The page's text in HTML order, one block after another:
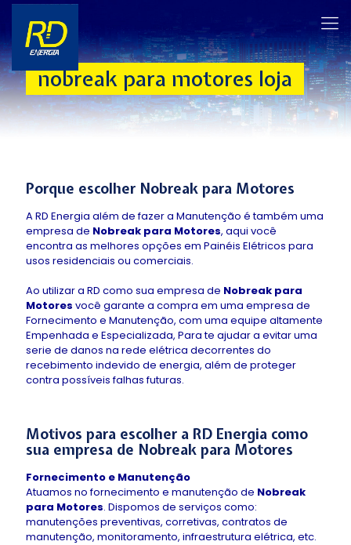
nobreak para motores loja
Porque escolher Nobreak para Motores
A RD Energia além de fazer a Manutenção é também uma
empresa de Nobreak para Motores, aqui você
encontra as melhores opções em Painéis Elétricos para
usos residenciais ou comerciais.
Ao utilizar a RD como sua empresa de Nobreak para
Motores você garante a compra em uma empresa de
Fornecimento e Manutenção, com uma equipe altamente
Empenhada e Especializada, Para te ajudar a evitar uma
serie de danos na rede elétrica decorrentes do
recebimento indevido de energia, além de proteger
contra possíveis falhas futuras.
Motivos para escolher a RD Energia como
sua empresa de Nobreak para Motores
Fornecimento e Manutenção
Atuamos no fornecimento e manutenção de Nobreak
para Motores. Dispomos de serviços como:
manutenções preventivas, corretivas, contratos de
manutenção, monitoramento, infraestrutura elétrica, etc.